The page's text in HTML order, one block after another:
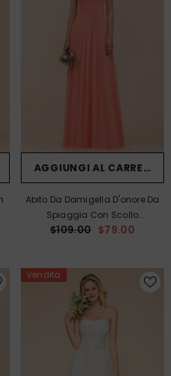
AGGIUNGI AL CARRELLO
Abito Da Damigella D'onore Da
Spiaggia Con Scollo
All'americana, Color Corallo,
Di Matrimonio.
$109.00 $79.00
Vendita